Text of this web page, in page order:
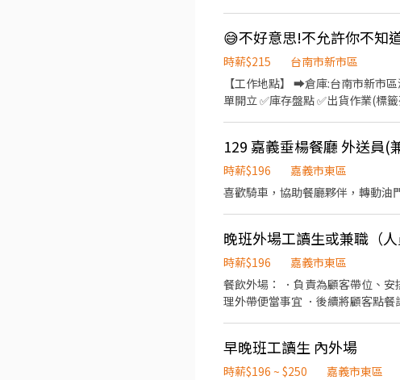
⭐️【射出課】(新和廠)射出作業員
00:00-08:30(輪休30分) ➡️【薪資】
作內容】 眼鏡組裝、鎖附、黏貼
36K~38K - ➡️【中班】16:00-
假方式】周休二日.見紅休 ✅【用
日領✅三節禮金/勞健保.特休.勞
⭐️~~♥~~♥~~╗ ↓↓找嘉嘉 工作攏
https://lin.ee/Y30dLdb
時薪$215
台南市新市區
【工作地點】 ➡️倉庫:台南市新市
單開立 ✅庫存盤點 ✅出貨作業(標
600元(生日.中秋.端午) ✅【工作
】 投遞履歷➡快速接洽面試 -
☎️加賴詢問:@927wcdri 陳嘉嘉 ➡️
129 嘉義垂楊餐廳 外送員(
時薪$196
嘉義市東區
喜歡騎車，協助餐廳夥伴，轉動油
晚班外場工讀生或兼職（人
時薪$196
嘉義市東區
餐飲外場： ．負責為顧客帶位、
理外帶便當事宜 ．後續將顧客點
早晚班工讀生 內外場
時薪$196 ~ $250
嘉義市東區